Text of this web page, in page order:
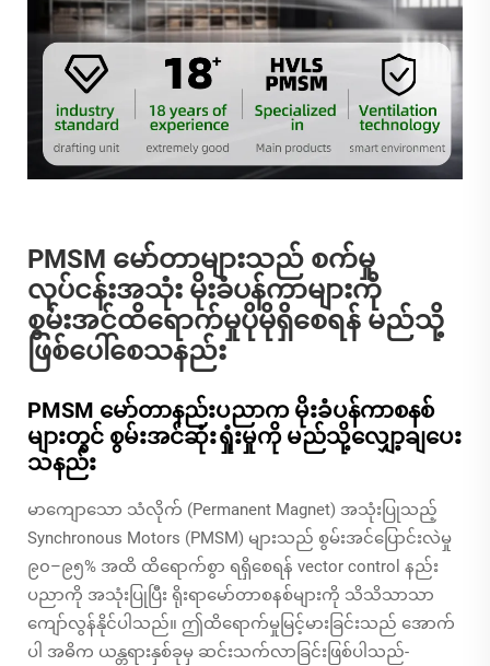
PMSM မော်တာများသည် စက်မှု
လုပ်ငန်းအသုံး မိုးခံပန်ကာများကို
စွမ်းအင်ထိရောက်မှုပိုမိုရှိစေရန် မည်သို့
ဖြစ်ပေါ်စေသနည်း
PMSM မော်တာနည်းပညာက မိုးခံပန်ကာစနစ်
များတွင် စွမ်းအင်ဆုံးရှုံးမှုကို မည်သို့လျှော့ချပေး
သနည်း
မာကျောသော သံလိုက် (Permanent Magnet) အသုံးပြုသည့်
Synchronous Motors (PMSM) များသည် စွမ်းအင်ပြောင်းလဲမှု
၉၀–၉၅% အထိ ထိရောက်စွာ ရရှိစေရန် vector control နည်း
ပညာကို အသုံးပြုပြီး ရိုးရာမော်တာစနစ်များကို သိသိသာသာ
ကျော်လွန်နိုင်ပါသည်။ ဤထိရောက်မှုမြင့်မားခြင်းသည် အောက်
ပါ အဓိက ယန္တရားနှစ်ခုမှ ဆင်းသက်လာခြင်းဖြစ်ပါသည်-